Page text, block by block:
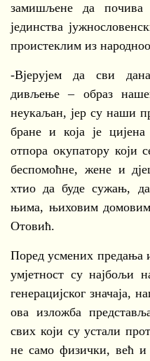
замишљене да
јединства
проистеклим из
-Вјерујем да сви
дивљење – образ
неукаљан, јер су наши
бране и која је
отпора окупатору који
беспомоћне, жене и
хтио да буде сужањ,
њима, њиховим
Отовић.
Поред усмених предања
умјетност су најбољи
генерацијског значаја,
ова изложба
свих који су устали
не само физички, већ